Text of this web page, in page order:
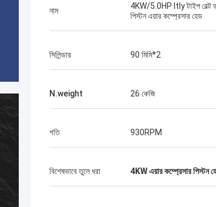
শিয়ানিয়াং চিক মেশিনারি কোং লিমিটেডের ওলার এবং
প্রযুক্তিগত দল দ্রুত প্রশ্নের উত্তর দিয়েছিল এবং
ইনস্টলেশন দলকে সবকিছু বুঝিয়েছিল। সবশেষে, মেশিনটি
নাম
4KW/5.0HP Itly টাইপ বেল্ট
পিস্টন এয়ার কম্প্রেসার হেড
সিলিন্ডার 90 মিমি*2
N.weight 26 কেজি
গতি 930RPM
বিশেষভাবে তুলে ধরা 4KW এয়ার কম্প্রেসার পিস্টন